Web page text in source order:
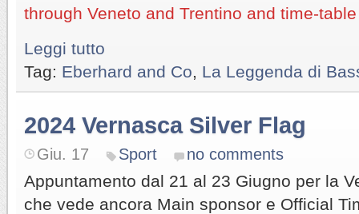
through Veneto and Trentino and time-
Leggi tutto
Tag: Eberhard and Co La Leggenda di
2024 Vernasca Silver Flag
Giu. 17 Sport no comments
Appuntamento dal 21 al 23 Giugno per la
che vede ancora Main sponsor e Official